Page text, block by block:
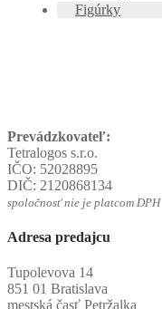
Figúrky
Prevádzkovateľ:
Tetralogos s.r.o.
IČO: 52028895
DIČ: 2120868134
spoločnosť nie je platcom DPH
Adresa predajcu
Tupolevova 14
851 01 Bratislava
mestská časť Petržalka